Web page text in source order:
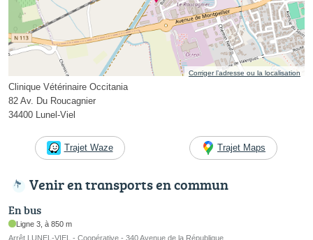
Corriger l’adresse ou la localisation
Clinique Vétérinaire Occitania
82 Av. Du Roucagnier
34400 Lunel-Viel
Trajet Waze Trajet Maps
Venir en transports en commun
En bus
Ligne 3, à 850 m
Arrêt LUNEL-VIEL - Coopérative - 340 Avenue de la République